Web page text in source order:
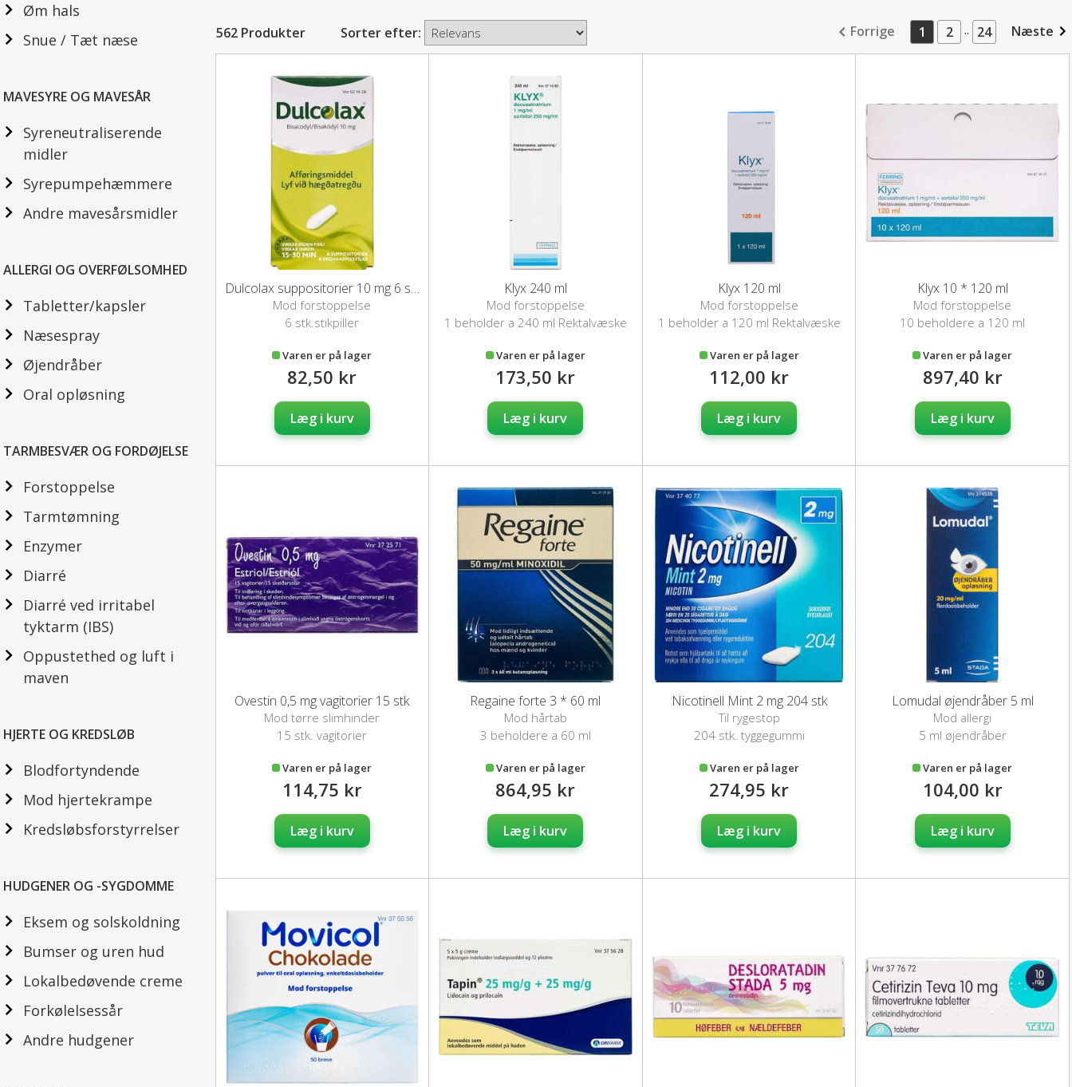
Øm hals
Snue / Tæt næse
MAVESYRE OG MAVESÅR
Syreneutraliserende
midler
Syrepumpehæmmere
Andre mavesårsmidler
ALLERGI OG OVERFØLSOMHED
Tabletter/kapsler
Næsespray
Øjendråber
Oral opløsning
TARMBESVÆR OG FORDØJELSE
Forstoppelse
Tarmtømning
Enzymer
Diarré
Diarré ved irritabel
tyktarm (IBS)
Oppustethed og luft i
maven
HJERTE OG KREDSLØB
Blodfortyndende
Mod hjertekrampe
Kredsløbsforstyrrelser
HUDGENER OG -SYGDOMME
Eksem og solskoldning
Bumser og uren hud
Lokalbedøvende creme
Forkølelsessår
Andre hudgener
562 Produkter Sorter efter: Forrige 1 2 .. 24 Næste
Dulcolax suppositorier 10 mg 6 stk
Mod forstoppelse
6 stk.stikpiller
Varen er på lager
82,50 kr
Læg i kurv
Klyx 240 ml
Mod forstoppelse
1 beholder a 240 ml Rektalvæske
Varen er på lager
173,50 kr
Læg i kurv
Klyx 120 ml
Mod forstoppelse
1 beholder a 120 ml Rektalvæske
Varen er på lager
112,00 kr
Læg i kurv
Klyx 10 * 120 ml
Mod forstoppelse
10 beholdere a 120 ml
Varen er på lager
897,40 kr
Læg i kurv
Ovestin 0,5 mg vagitorier 15 stk
Mod tørre slimhinder
15 stk. vagitorier
Varen er på lager
114,75 kr
Læg i kurv
Regaine forte 3 * 60 ml
Mod hårtab
3 beholdere a 60 ml
Varen er på lager
864,95 kr
Læg i kurv
Nicotinell Mint 2 mg 204 stk
Til rygestop
204 stk. tyggegummi
Varen er på lager
274,95 kr
Læg i kurv
Lomudal øjendråber 5 ml
Mod allergi
5 ml øjendråber
Varen er på lager
104,00 kr
Læg i kurv